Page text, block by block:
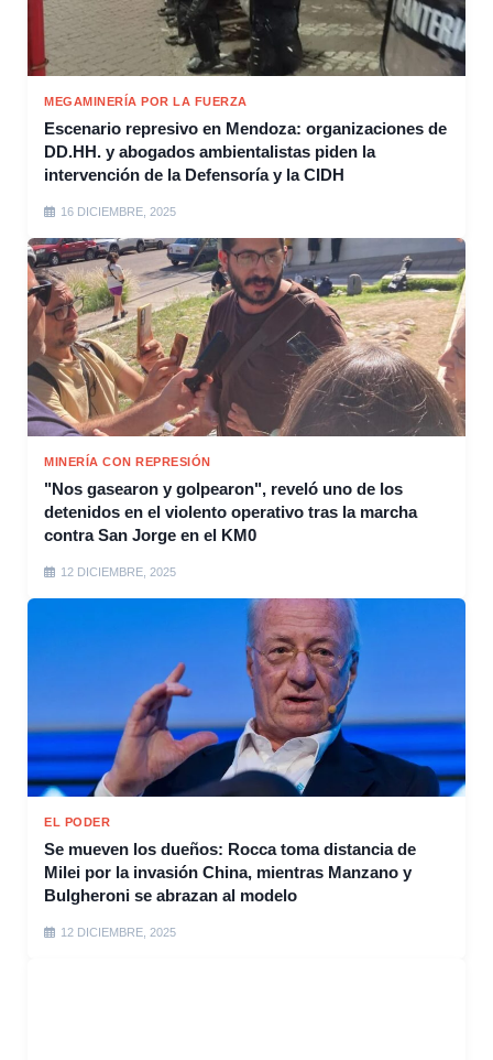
MEGAMINERÍA POR LA FUERZA
Escenario represivo en Mendoza: organizaciones de
DD.HH. y abogados ambientalistas piden la
intervención de la Defensoría y la CIDH
16 DICIEMBRE, 2025
MINERÍA CON REPRESIÓN
"Nos gasearon y golpearon", reveló uno de los
detenidos en el violento operativo tras la marcha
contra San Jorge en el KM0
12 DICIEMBRE, 2025
EL PODER
Se mueven los dueños: Rocca toma distancia de
Milei por la invasión China, mientras Manzano y
Bulgheroni se abrazan al modelo
12 DICIEMBRE, 2025